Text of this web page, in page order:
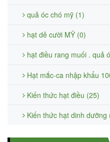
quả óc chó mỹ (1)
hạt dẻ cười MỸ (0)
hạt điều rang muối . quả
Hạt mắc-ca nhập khẩu
Kiến thức hạt điều (25)
Kiến thức hạt dinh dưỡng